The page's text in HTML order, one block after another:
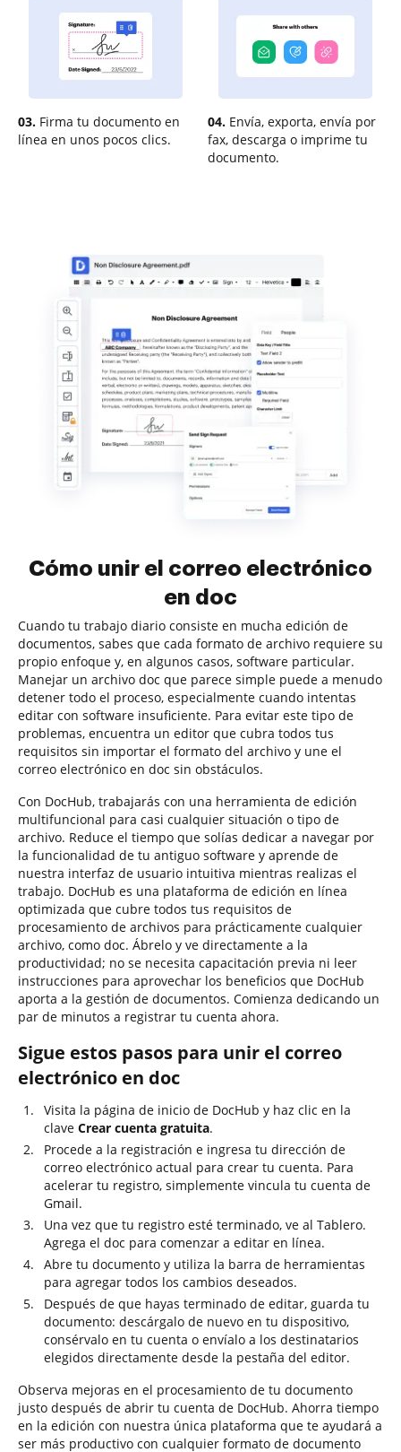
03. Firma tu documento en
línea en unos pocos clics.
04. Envía, exporta, envía por
fax, descarga o imprime tu
documento.
Cómo unir el correo electrónico
en doc
Cuando tu trabajo diario consiste en mucha edición de
documentos, sabes que cada formato de archivo requiere su
propio enfoque y, en algunos casos, software particular.
Manejar un archivo doc que parece simple puede a menudo
detener todo el proceso, especialmente cuando intentas
editar con software insuficiente. Para evitar este tipo de
problemas, encuentra un editor que cubra todos tus
requisitos sin importar el formato del archivo y une el
correo electrónico en doc sin obstáculos.
Con DocHub, trabajarás con una herramienta de edición
multifuncional para casi cualquier situación o tipo de
archivo. Reduce el tiempo que solías dedicar a navegar por
la funcionalidad de tu antiguo software y aprende de
nuestra interfaz de usuario intuitiva mientras realizas el
trabajo. DocHub es una plataforma de edición en línea
optimizada que cubre todos tus requisitos de
procesamiento de archivos para prácticamente cualquier
archivo, como doc. Ábrelo y ve directamente a la
productividad; no se necesita capacitación previa ni leer
instrucciones para aprovechar los beneficios que DocHub
aporta a la gestión de documentos. Comienza dedicando un
par de minutos a registrar tu cuenta ahora.
Sigue estos pasos para unir el correo
electrónico en doc
Visita la página de inicio de DocHub y haz clic en la
clave Crear cuenta gratuita.
Procede a la registración e ingresa tu dirección de
correo electrónico actual para crear tu cuenta. Para
acelerar tu registro, simplemente vincula tu cuenta de
Gmail.
Una vez que tu registro esté terminado, ve al Tablero.
Agrega el doc para comenzar a editar en línea.
Abre tu documento y utiliza la barra de herramientas
para agregar todos los cambios deseados.
Después de que hayas terminado de editar, guarda tu
documento: descárgalo de nuevo en tu dispositivo,
consérvalo en tu cuenta o envíalo a los destinatarios
elegidos directamente desde la pestaña del editor.
Observa mejoras en el procesamiento de tu documento
justo después de abrir tu cuenta de DocHub. Ahorra tiempo
en la edición con nuestra única plataforma que te ayudará a
ser más productivo con cualquier formato de documento